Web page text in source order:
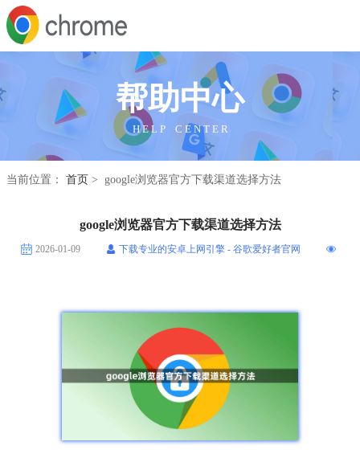
帮助中心
H E L P C E N T E R
当前位置： 首页 > google浏览器官方下载渠道选择方法
google浏览器官方下载渠道选择方法
2026-01-09 下载专业的安卓上网引擎 - 谷歌爱好者官网